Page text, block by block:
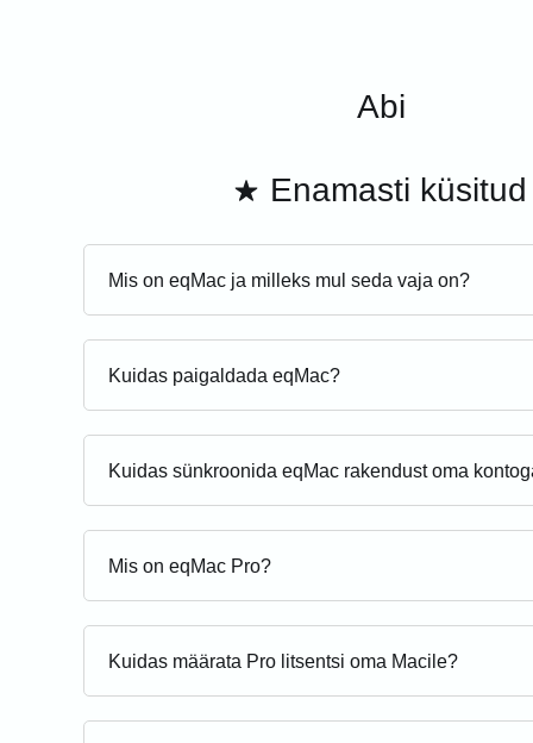
Abi
Enamasti küsitud
Mis on eqMac ja milleks mul seda vaja on?
Kuidas paigaldada eqMac?
Kuidas sünkroonida eqMac rakendust oma
Mis on eqMac Pro?
Kuidas määrata Pro litsentsi oma Macile?